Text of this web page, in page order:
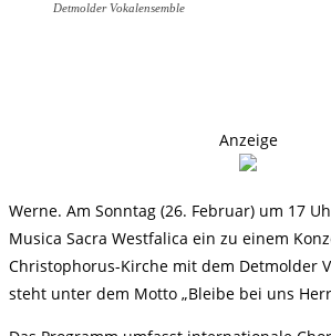
Detmolder Vokalensemble
Anzeige
Werne. Am Sonntag (26. Februar) um 17
Musica Sacra Westfalica ein zu einem
Christophorus-Kirche mit dem Detmolder
steht unter dem Motto „Bleibe bei uns